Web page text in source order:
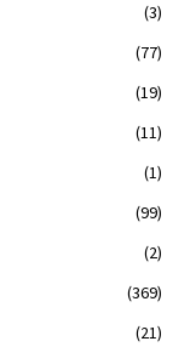
(3)
(77)
(19)
(11)
(1)
(99)
(2)
(369)
(21)